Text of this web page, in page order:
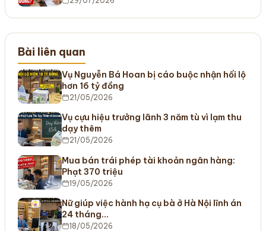
Bài liên quan
Vụ Nguyễn Bá Hoan bị cáo buộc nhận hối lộ
hơn 16 tỷ đồng
21/05/2026
Vụ cựu hiệu trưởng lãnh 3 năm tù vì lạm thu
dạy thêm
21/05/2026
Mua bán trái phép tài khoản ngân hàng:
Phạt 370 triệu
19/05/2026
Nữ giúp việc hành hạ cụ bà ở Hà Nội lĩnh án
24 tháng…
18/05/2026